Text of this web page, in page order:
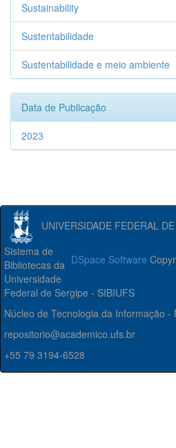
Sustainability
Sustentabilidade
Sustentabilidade e meio ambiente
Data de Publicação
2023
UNIVERSIDADE FEDERAL
DSpace Software
Sistema de
Bibliotecas da
Universidade
Federal de Sergipe - SIBIUFS
Núcleo de Tecnologia da Informação -
repositorio@academico.ufs.br
+55 79 3194-6528